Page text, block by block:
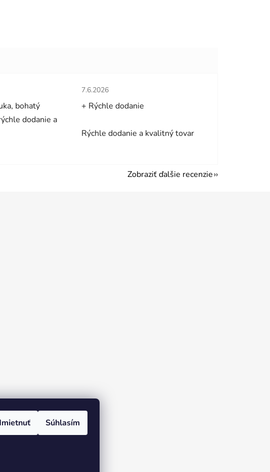
Súhlasím
je 5 z 5 hviezdičiek.
bohatý
dodanie a
Hodnotenie obchodu je 5 z 5 hviezdičiek.
7.6.2026
+ Rýchle dodanie
Rýchle dodanie a kvalitný tovar
Zobraziť ďalšie recenzie